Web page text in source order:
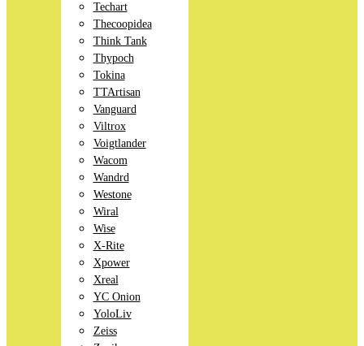
Techart
Thecoopidea
Think Tank
Thypoch
Tokina
TTArtisan
Vanguard
Viltrox
Voigtlander
Wacom
Wandrd
Westone
Wiral
Wise
X-Rite
Xpower
Xreal
YC Onion
YoloLiv
Zeiss